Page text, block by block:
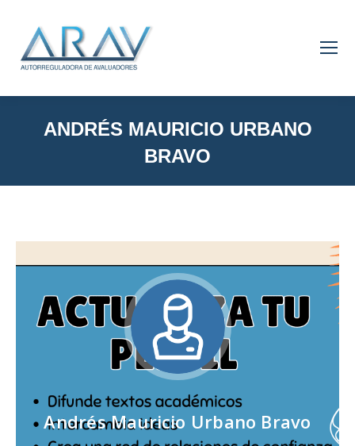
ANDRÉS MAURICIO URBANO
BRAVO
Andrés Mauricio Urbano Bravo